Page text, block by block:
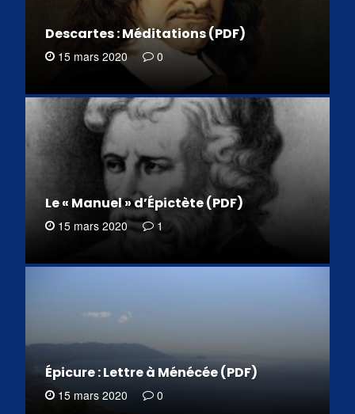
Descartes : Méditations (PDF)
15 mars 2020 0
Le « Manuel » d’Épictète (PDF)
15 mars 2020 1
Épicure : Lettre à Ménécée (PDF)
15 mars 2020 0